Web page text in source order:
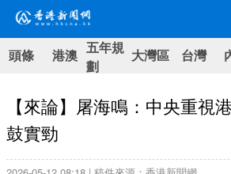
頭條 港澳 五年規
劃
大灣區 台灣
【來論】屠海鳴：中央重視
鼓實勁